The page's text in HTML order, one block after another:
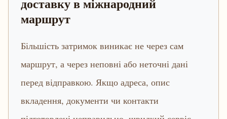
маршрут
Більшість затримок виникає не через сам
маршрут, а через неповні або неточні дані
перед відправкою. Якщо адреса, опис
вкладення, документи чи контакти